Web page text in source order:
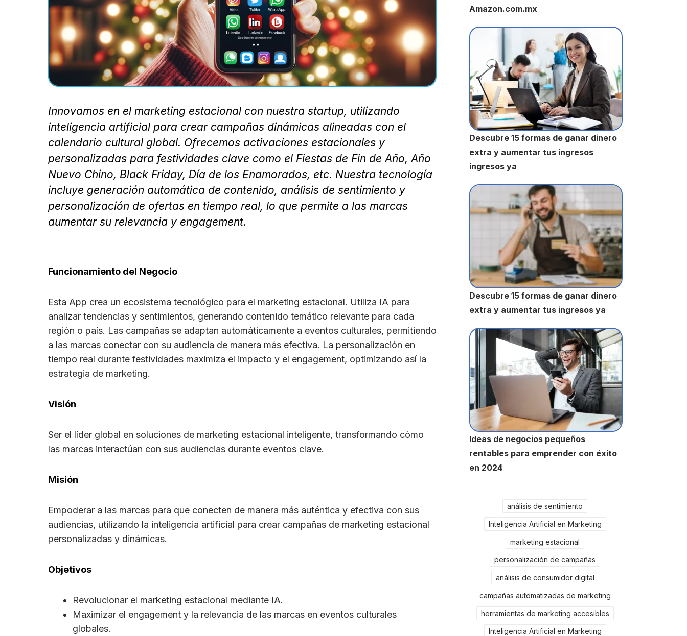
Innovamos en el marketing estacional con nuestra startup, utilizando
inteligencia artificial para crear campañas dinámicas alineadas con el
calendario cultural global. Ofrecemos activaciones estacionales y
personalizadas para festividades clave como el Fiestas de Fin de Año, Año
Nuevo Chino, Black Friday, Día de los Enamorados, etc. Nuestra tecnología
incluye generación automática de contenido, análisis de sentimiento y
personalización de ofertas en tiempo real, lo que permite a las marcas
aumentar su relevancia y engagement.
Funcionamiento del Negocio
Esta App crea un ecosistema tecnológico para el marketing estacional. Utiliza IA para
analizar tendencias y sentimientos, generando contenido temático relevante para cada
región o país. Las campañas se adaptan automáticamente a eventos culturales, permitiendo
a las marcas conectar con su audiencia de manera más efectiva. La personalización en
tiempo real durante festividades maximiza el impacto y el engagement, optimizando así la
estrategia de marketing.
Visión
Ser el líder global en soluciones de marketing estacional inteligente, transformando cómo
las marcas interactúan con sus audiencias durante eventos clave.
Misión
Empoderar a las marcas para que conecten de manera más auténtica y efectiva con sus
audiencias, utilizando la inteligencia artificial para crear campañas de marketing estacional
personalizadas y dinámicas.
Objetivos
Revolucionar el marketing estacional mediante IA.
Maximizar el engagement y la relevancia de las marcas en eventos culturales
globales.
Amazon.com.mx
Descubre 15 formas de ganar dinero
extra y aumentar tus ingresos
ingresos ya
Descubre 15 formas de ganar dinero
extra y aumentar tus ingresos ya
Ideas de negocios pequeños
rentables para emprender con éxito
en 2024
análisis de sentimiento
Inteligencia Artificial en Marketing
marketing estacional
personalización de campañas
análisis de consumidor digital
campañas automatizadas de marketing
herramientas de marketing accesibles
Inteligencia Artificial en Marketing